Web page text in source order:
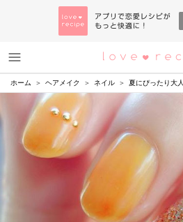
ホーム ヘアメイク ネイル 夏にぴったり大